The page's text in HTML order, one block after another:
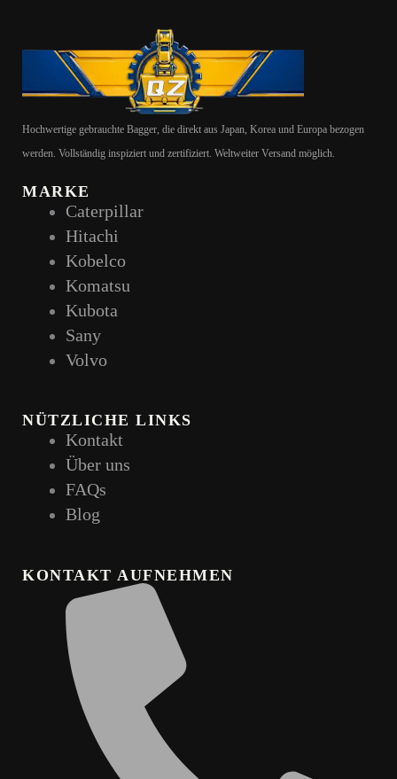
Hochwertige gebrauchte Bagger, die direkt aus Japan, Korea und Europa bezogen
werden. Vollständig inspiziert und zertifiziert. Weltweiter Versand möglich.
MARKE
Caterpillar
Hitachi
Kobelco
Komatsu
Kubota
Sany
Volvo
NÜTZLICHE LINKS
Kontakt
Über uns
FAQs
Blog
KONTAKT AUFNEHMEN